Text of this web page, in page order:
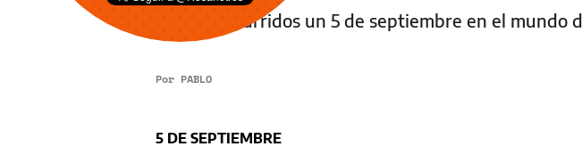
Sucesos ocurridos un 5 de septiembre en el mundo
Por PABLO
5 DE SEPTIEMBRE